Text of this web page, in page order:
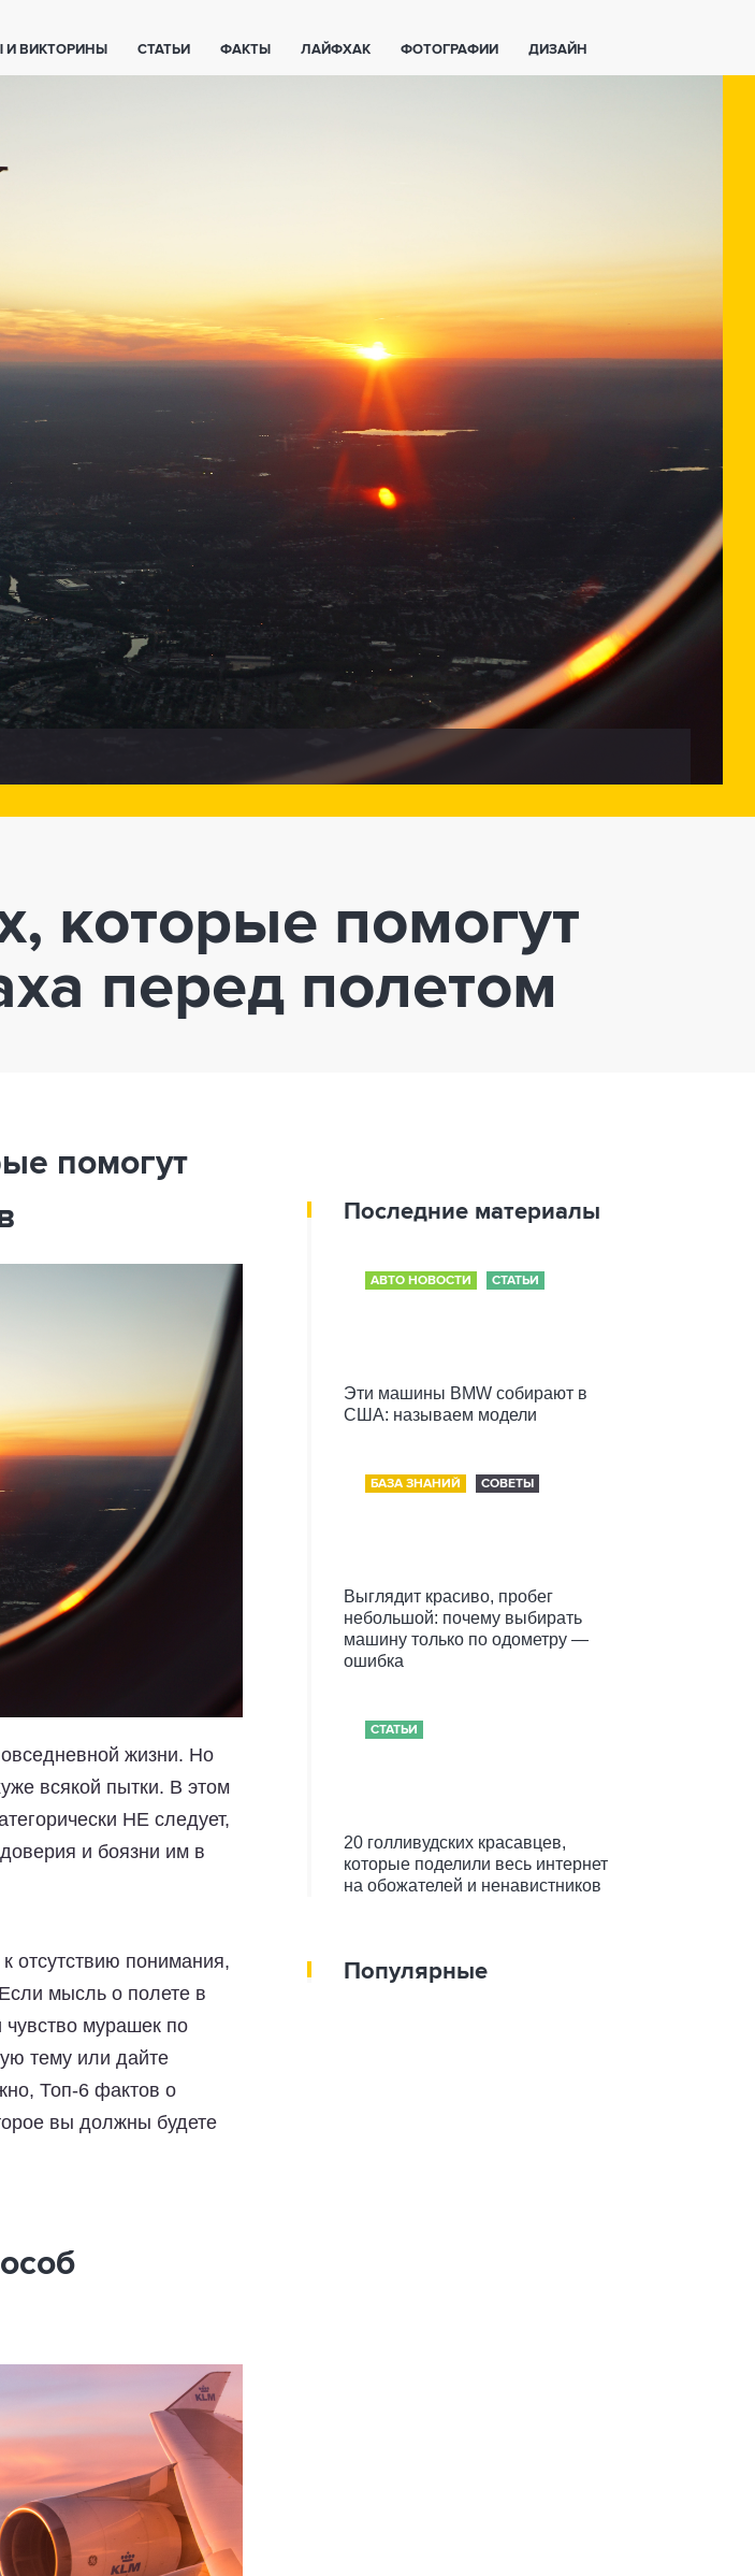
И ВИКТОРИНЫ СТАТЬИ ФАКТЫ ЛАЙФХАК ФОТОГРАФИИ ДИЗАЙН
которые помогут
перед полетом
помогут
жизни. Но
всякой пытки. В этом
НЕ следует,
и боязни им в
отсутствию понимания,
мысль о полете в
мурашек по
тему или дайте
Топ-6 фактов о
вы должны будете
Последние материалы
АВТО НОВОСТИ СТАТЬИ
Эти машины BMW собирают в
США: называем модели
БАЗА ЗНАНИЙ СОВЕТЫ
Выглядит красиво, пробег
небольшой: почему выбирать
машину только по одометру —
ошибка
СТАТЬИ
20 голливудских красавцев,
которые поделили весь интернет
на обожателей и ненавистников
Популярные